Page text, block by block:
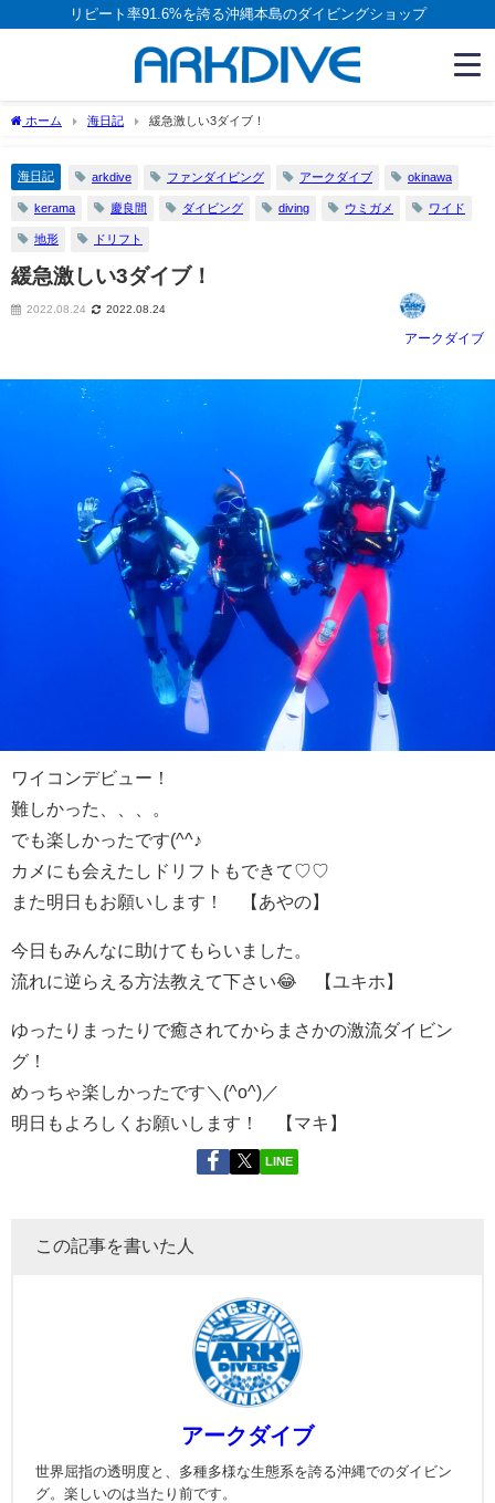
リピート率91.6%を誇る沖縄本島のダイビングショップ
ホーム 海日記 緩急激しい3ダイブ！
海日記 arkdive ファンダイビング アークダイブ okinawa
kerama 慶良間 ダイビング diving ウミガメ ワイド
地形 ドリフト
緩急激しい3ダイブ！
2022.08.24 2022.08.24
アークダイブ
ワイコンデビュー！
難しかった、、、。
でも楽しかったです(^^♪
カメにも会えたしドリフトもできて♡♡
また明日もお願いします！ 【あやの】
今日もみんなに助けてもらいました。
流れに逆らえる方法教えて下さい😂 【ユキホ】
ゆったりまったりで癒されてからまさかの激流ダイビン
グ！
めっちゃ楽しかったです＼(^o^)／
明日もよろしくお願いします！ 【マキ】
LINE
この記事を書いた人
アークダイブ
世界屈指の透明度と、多種多様な生態系を誇る沖縄でのダイビン
グ。楽しいのは当たり前です。